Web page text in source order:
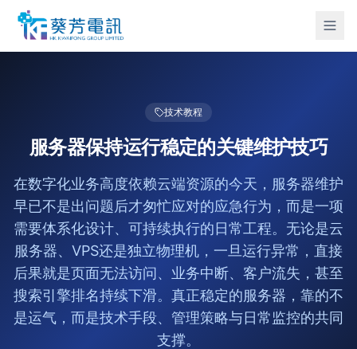
技术教程
服务器保持运行稳定的关键维护技巧
在数字化业务高度依赖云端资源的今天，服务器维护
早已不是出问题后才匆忙应对的应急行为，而是一项
需要体系化设计、可持续执行的日常工程。无论是云
服务器、VPS还是独立物理机，一旦运行异常，直接
后果就是页面无法访问、业务中断、客户流失，甚至
搜索引擎排名持续下滑。真正稳定的服务器，靠的不
是运气，而是技术手段、管理策略与日常监控的共同
支撑。